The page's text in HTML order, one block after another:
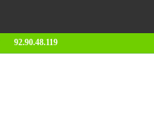
92.90.48.119